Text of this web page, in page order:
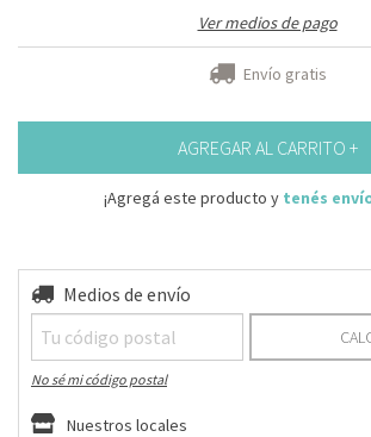
Ver medios de pago
Envío gratis
¡Agregá este producto y tenés
Entregas para el CP:
Medios de envío
No sé mi código postal
Nuestros locales